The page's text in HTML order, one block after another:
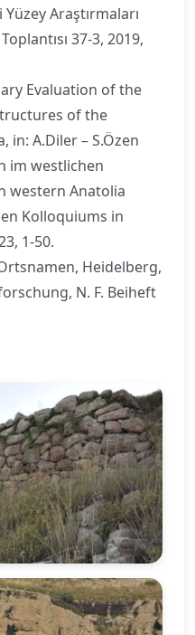
Araştırmaları
37-3, 2019,
Evaluation of the
of the
in: A.Diler – S.Özen
im westlichen
western Anatolia
Kolloquiums in
1-50.
Heidelberg,
N. F. Beiheft